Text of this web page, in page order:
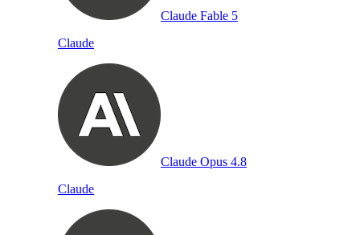
Claude Fable 5
Claude
Claude Opus 4.8
Claude